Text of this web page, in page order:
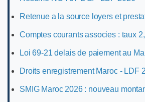
Retenue a la source loyers et
Comptes courants associes : taux
Loi 69-21 delais de paiement au
Droits enregistrement Maroc - LDF
SMIG Maroc 2026 : nouveau